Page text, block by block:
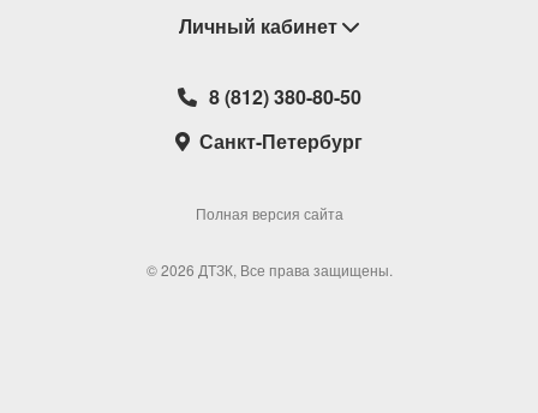
Замена / Отмена / Перенос мероприятий
Возврат билетов
Новости
О компании
Театральные кассы
Наши партнеры
Школьная программа
Личный кабинет
Избранное
8 (812) 380-80-50
Санкт-Петербург
Полная версия сайта
© 2026 ДТЗК, Все права защищены.